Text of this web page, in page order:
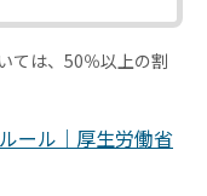
ては、50％以上の割
ール｜厚生労働省